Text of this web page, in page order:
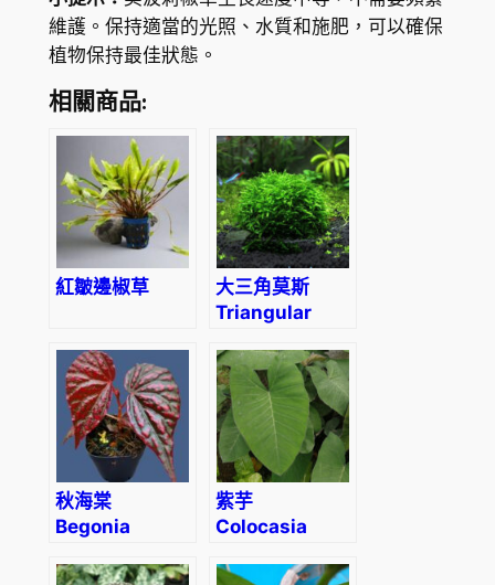
維護。保持適當的光照、水質和施肥，可以確保
植物保持最佳狀態。
相關商品:
紅皺邊椒草
大三角莫斯
Triangular
(Vesicularia
sp. ‘triangle’)
秋海棠
Begonia
紫芋
Colocasia